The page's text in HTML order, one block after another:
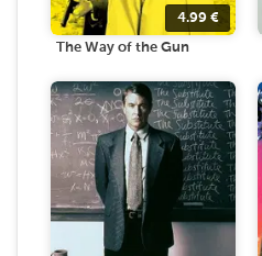
4.99 €
The Way of the Gun